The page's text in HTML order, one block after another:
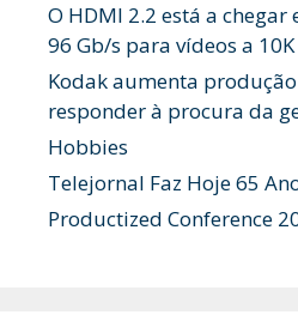
O HDMI 2.2 está a
96 Gb/s para vídeos a 10K
Kodak aumenta
responder à procura da
Hobbies
Telejornal Faz Hoje 65
Productized Conference